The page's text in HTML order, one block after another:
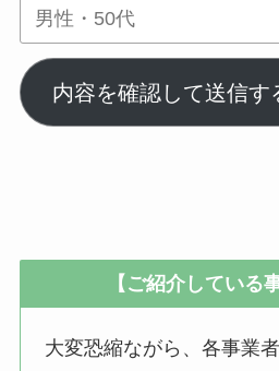
内容を確認して送信す
【ご紹介している
大変恐縮ながら、各事業